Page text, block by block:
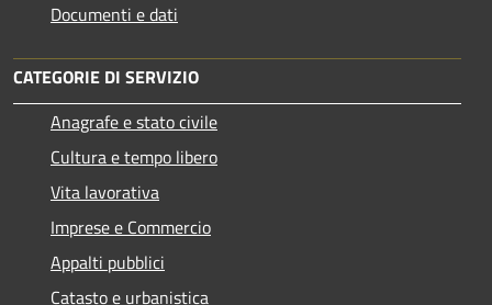
Documenti e dati
CATEGORIE DI SERVIZIO
Anagrafe e stato civile
Cultura e tempo libero
Vita lavorativa
Imprese e Commercio
Appalti pubblici
Catasto e urbanistica